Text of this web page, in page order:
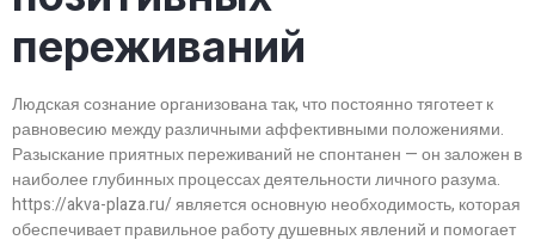
переживаний
Людская сознание организована так, что постоянно тяготеет к
равновесию между различными аффективными положениями.
Разыскание приятных переживаний не спонтанен — он заложен в
наиболее глубинных процессах деятельности личного разума.
https://akva-plaza.ru/ является основную необходимость, которая
обеспечивает правильное работу душевных явлений и помогает